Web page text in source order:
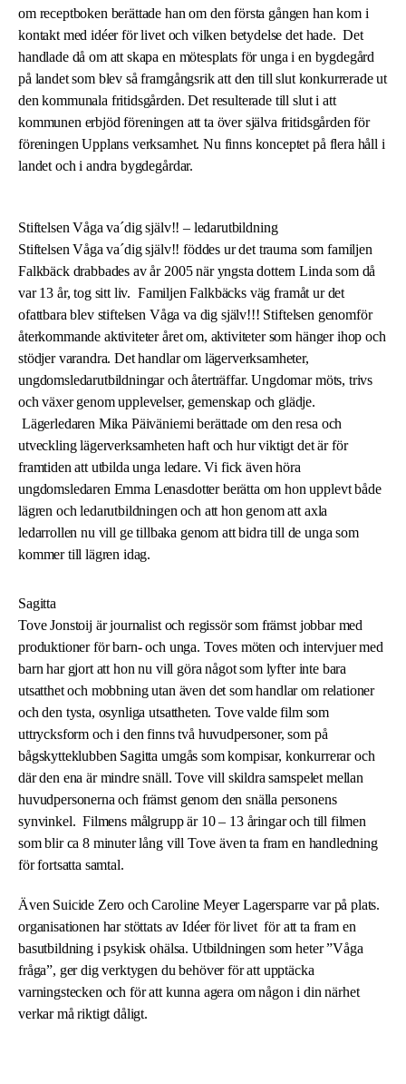
om receptboken berättade han om den första gången han kom i
kontakt med idéer för livet och vilken betydelse det hade. Det
handlade då om att skapa en mötesplats för unga i en bygdegård
på landet som blev så framgångsrik att den till slut konkurrerade ut
den kommunala fritidsgården. Det resulterade till slut i att
kommunen erbjöd föreningen att ta över själva fritidsgården för
föreningen Upplans verksamhet. Nu finns konceptet på flera håll i
landet och i andra bygdegårdar.
Stiftelsen Våga va´dig själv!! – ledarutbildning
Stiftelsen Våga va´dig själv!! föddes ur det trauma som familjen
Falkbäck drabbades av år 2005 när yngsta dottern Linda som då
var 13 år, tog sitt liv. Familjen Falkbäcks väg framåt ur det
ofattbara blev stiftelsen Våga va dig själv!!! Stiftelsen genomför
återkommande aktiviteter året om, aktiviteter som hänger ihop och
stödjer varandra. Det handlar om lägerverksamheter,
ungdomsledarutbildningar och återträffar. Ungdomar möts, trivs
och växer genom upplevelser, gemenskap och glädje.
Lägerledaren Mika Päiväniemi berättade om den resa och
utveckling lägerverksamheten haft och hur viktigt det är för
framtiden att utbilda unga ledare. Vi fick även höra
ungdomsledaren Emma Lenasdotter berätta om hon upplevt både
lägren och ledarutbildningen och att hon genom att axla
ledarrollen nu vill ge tillbaka genom att bidra till de unga som
kommer till lägren idag.
Sagitta
Tove Jonstoij är journalist och regissör som främst jobbar med
produktioner för barn- och unga. Toves möten och intervjuer med
barn har gjort att hon nu vill göra något som lyfter inte bara
utsatthet och mobbning utan även det som handlar om relationer
och den tysta, osynliga utsattheten. Tove valde film som
uttrycksform och i den finns två huvudpersoner, som på
bågskytteklubben Sagitta umgås som kompisar, konkurrerar och
där den ena är mindre snäll. Tove vill skildra samspelet mellan
huvudpersonerna och främst genom den snälla personens
synvinkel. Filmens målgrupp är 10 – 13 åringar och till filmen
som blir ca 8 minuter lång vill Tove även ta fram en handledning
för fortsatta samtal.
Även Suicide Zero och Caroline Meyer Lagersparre var på plats.
organisationen har stöttats av Idéer för livet för att ta fram en
basutbildning i psykisk ohälsa. Utbildningen som heter ”Våga
fråga”, ger dig verktygen du behöver för att upptäcka
varningstecken och för att kunna agera om någon i din närhet
verkar må riktigt dåligt.